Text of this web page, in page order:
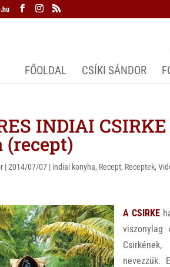
FŐOLDAL CSÍKI SÁNDOR
INDIAI
|2014/07/07 | indiai konyha, Recept, Receptek,
A CSIRKE
viszonylag
nevezzük.